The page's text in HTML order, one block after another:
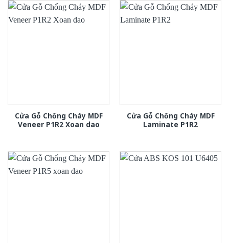
Cửa Gỗ Chống Cháy MDF
Veneer P1R2 Xoan dao
Cửa Gỗ Chống Cháy MDF
Laminate P1R2